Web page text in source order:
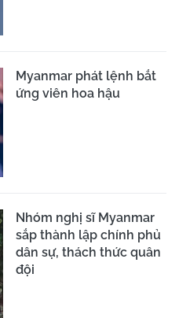
Myanmar phát lệnh bắt
ứng viên hoa hậu
Nhóm nghị sĩ Myanmar
sắp thành lập chính phủ
dân sự, thách thức quân
đội